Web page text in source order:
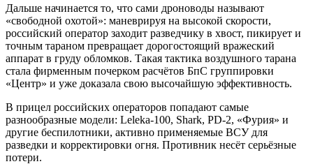
Дальше начинается то, что сами дроноводы называют
«свободной охотой»: маневрируя на высокой скорости,
российский оператор заходит разведчику в хвост, пикирует и
точным тараном превращает дорогостоящий вражеский
аппарат в груду обломков. Такая тактика воздушного тарана
стала фирменным почерком расчётов БпС группировки
«Центр» и уже доказала свою высочайшую эффективность.
В прицел российских операторов попадают самые
разнообразные модели: Leleka-100, Shark, PD-2, «Фурия» и
другие беспилотники, активно применяемые ВСУ для
разведки и корректировки огня. Противник несёт серьёзные
потери.